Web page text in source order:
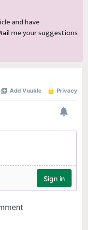
and have
me your suggestions